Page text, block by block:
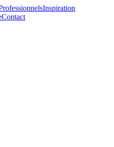
Inspiration
Contact